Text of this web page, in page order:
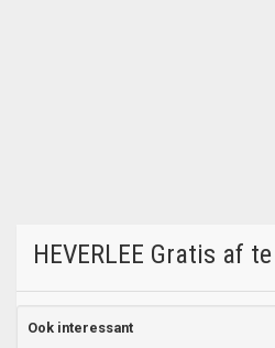
HEVERLEE Gratis af
Ook interessant